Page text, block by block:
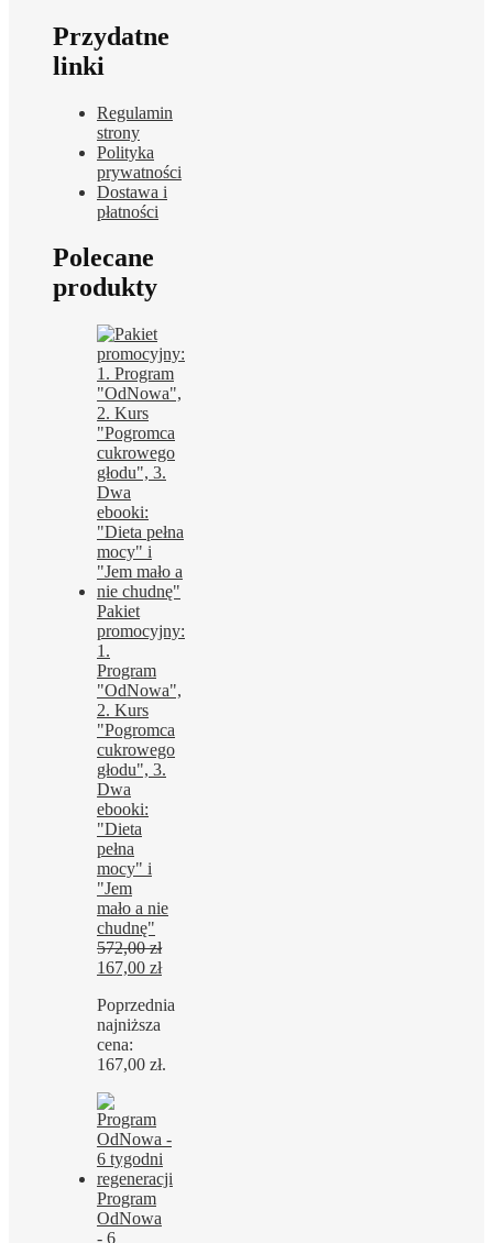
Przydatne
linki
Regulamin
strony
Polityka
prywatności
Dostawa i
płatności
Polecane
produkty
Pakiet
promocyjny:
1.
Program
"OdNowa",
2. Kurs
"Pogromca
cukrowego
głodu", 3.
Dwa
ebooki:
"Dieta
pełna
mocy" i
"Jem
mało a nie
chudnę"
572,00zł
Pierwotna
wynosiła:
572,00 zł.
167,00 złAktualna
wynosi:
Poprzednia
najniższa
cena:
167,00 zł.
Program
OdNowa
- 6